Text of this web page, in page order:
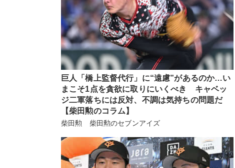
巨人「橋上監督代行」に“遠慮”があるのか…い
まこそ1点を貪欲に取りにいくべき キャベッ
ジ二軍落ちには反対、不調は気持ちの問題だ
【柴田勲のコラム】
柴田勲 柴田勲のセブンアイズ